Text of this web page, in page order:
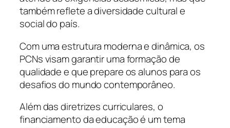
também reflete a diversidade cultural e
social do país.
Com uma estrutura moderna e dinâmica, os
PCNs visam garantir uma formação de
qualidade e que prepare os alunos para os
desafios do mundo contemporâneo.
Além das diretrizes curriculares, o
financiamento da educação é um tema